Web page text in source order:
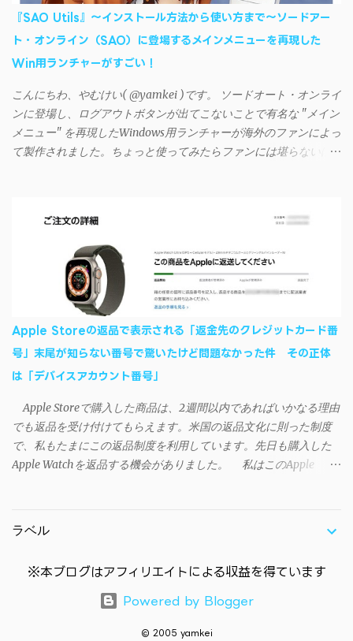
リに入力しようとすると、入力したパスワードが保存されず、い
つまでたっても再度入力を促されるというもの。 この不具合を
回避するには、次の手順が有効だ。 Androidデバイスの言語を英語
に設定する （念のため）再起動する iSyncrでパスワードを入力す
すれば完了 一度この手順を施せば、言語設定は日本語に戻して
もOKだ。これでWi-Fiを使った同期機能が使えるようになる。USB
接続による同期については、アプリに根本的な不具合が発生して
おり、現時点で使えないようだ。諦めよう。 今回の不具合につ
iSyncrを活用することで、Androidデバイスでもレート機能や再生
ートフォンに移行したい場合に役立つはずだ。
『SAO Utils』～インストール方法から使い方まで～ソードアー
ト・オンライン（SAO）に登場するメインメニューを再現した
Win用ランチャーがすごい！
こんにちわ、やむけい( @yamkei )です。 ソードオート・オンライ
ンに登場し、ログアウトボタンが出てこないことで有名な "メイン
メニュー" を再現したWindows用ランチャーが海外のファンによっ
て製作されました。ちょっと使ってみたらファンには堪らないほ
す・・・。カッコイイ！！ 開発ページ（英語） gpbeta.com - The
SAO Utilities Project – development log インストール（導入）手順
1. 開発ページ のDownloadsの項目から自分のOSにあったファイル
をダウンロードする。 Windows（Windows2000, XP, Vista, Win7,
Win8）に対応です。 （ ◆自分のパソコンが 32 ビット版か 64 ビッ
ト版かを確認したい ） 2.ダウンロードしたファイルを解凍後、
（自分はProgram Filesの中に移動させちゃいました）フォルダの
中にある SAO Utils.exe を実行。 3.アップデートがある場合は起動
時に知らせてくれるので、パッチをダウンロードしましょう。 ダ
て切り取り、先ほどダウンロードした SAO Utilsフォルダ へ貼り付
け、新しいファイルへ置き換えることで適用できます。 起動方法
と各種設定 アップデートが完了したら改めて SAO Utils.exe を起動
すると、アニメで見覚えのあるスプラッシュウィンドウがSEとと
（ランチャーの中からも可能です）簡単ですが日本語訳。（現在
できていなかったら？ 自動...
Apple Storeの返品で表示される「返金先のクレジットカード番
号」末尾が知らない番号で驚いたけど問題なかった件 その正体
は「デバイスアカウント番号」
Apple Storeで購入した商品は、2週間以内であればいかなる理由
でも返品を受け付けてもらえます。米国の返品文化に則った制度
で、私もたまにこの返品制度を利用しています。先日も購入した
Apple Watchを返品する機会がありました。 私はこのApple
が、返品状況が分かる概要ページには見覚えのないクレカ番号
ー部分参照）。 Apple Payのメインカードに登録しているクレカ
の番号末尾はYYYYだったので、この時点で頭の中は「？？？？」
混乱してしまいました。 「何らかのエラーで知らない人のクレ
ラベル
※本ブログはアフィリエイトによる収益を得ています
Powered by Blogger
© 2005 yamkei